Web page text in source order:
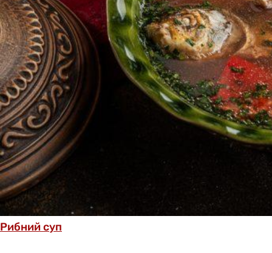
Рибний суп